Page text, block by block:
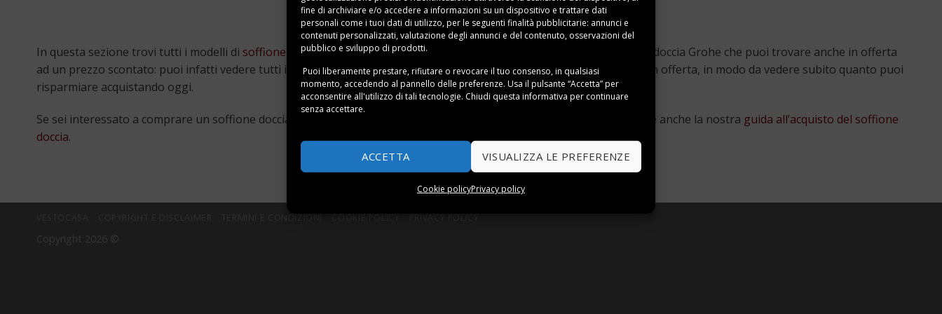
fine di archiviare e/o accedere a informazioni su un dispositivo e trattare dati
personali come i tuoi dati di utilizzo, per le seguenti finalità pubblicitarie: annunci e
contenuti personalizzati, valutazione degli annunci e del contenuto, osservazioni del
pubblico e sviluppo di prodotti.
Puoi liberamente prestare, rifiutare o revocare il tuo consenso, in qualsiasi
momento, accedendo al pannello delle preferenze. Usa il pulsante “Accetta” per
acconsentire all'utilizzo di tali tecnologie. Chiudi questa informativa per continuare
senza accettare.
ACCETTA VISUALIZZA LE PREFERENZE
Cookie policyPrivacy policy
In questa sezione trovi tutti i modelli di soffione docciaGrohe che puoi acquistare oggi. Raccogliamo i migliori soffioni doccia Grohe che puoi trovare anche in offerta
ad un prezzo scontato: puoi infatti vedere tutti i soffioni per doccia Grohe scontati con il prezzo di listino ed il prezzo in offerta, in modo da vedere subito quanto puoi
risparmiare acquistando oggi.
Se sei interessato a comprare un soffione doccia Grohe, oltre a consultare i vari modelli, potrebbe interessarti leggere anche la nostra guida all’acquisto del soffione
doccia.
TERMINI E CONDIZIONI COOKIE POLICY PRIVACY POLICY
Copyright 2026 ©